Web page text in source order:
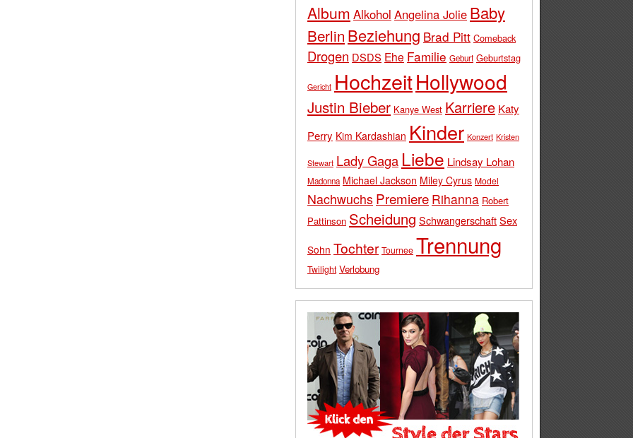
Album Alkohol Angelina Jolie Baby
Berlin Beziehung Brad Pitt Comeback
Drogen DSDS Ehe Familie Geburt Geburtstag
Gericht HochzeitHollywood
Justin Bieber Kanye West Karriere Katy
Perry Kim Kardashian Kinder Konzert Kristen
Stewart Lady Gaga Liebe Lindsay Lohan
Madonna Michael Jackson Miley Cyrus Model
Nachwuchs Premiere Rihanna Robert
Pattinson Scheidung SchwangerschaftSex
Sohn Tochter Tournee Trennung
Twilight Verlobung